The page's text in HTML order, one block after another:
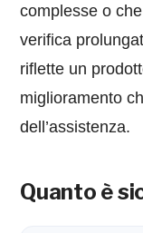
complesse o
verifica
riflette un
miglioramento
dell’assistenza.
Quanto è